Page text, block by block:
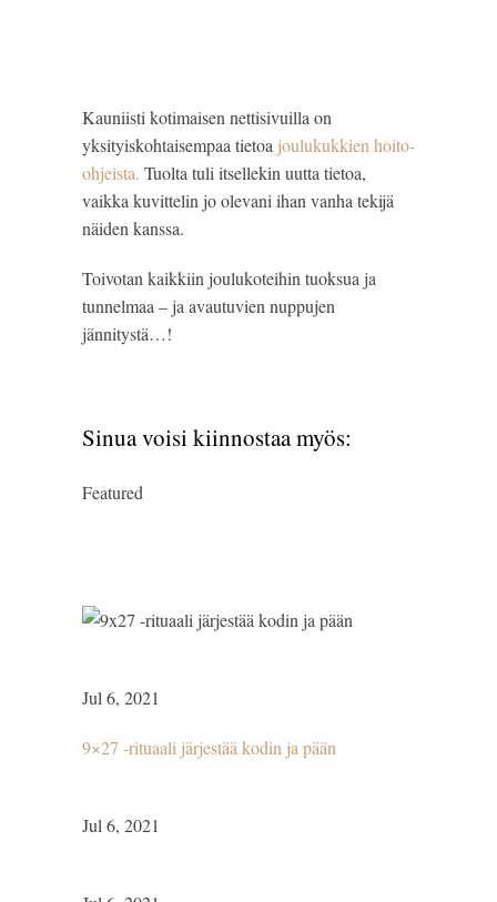
Kauniisti kotimaisen nettisivuilla on
yksityiskohtaisempaa tietoa joulukukkien hoito-
ohjeista. Tuolta tuli itsellekin uutta tietoa,
vaikka kuvittelin jo olevani ihan vanha tekijä
näiden kanssa.
Toivotan kaikkiin joulukoteihin tuoksua ja
tunnelmaa – ja avautuvien nuppujen
jännitystä…!
Sinua voisi kiinnostaa myös:
Featured
Jul 6, 2021
9×27 -rituaali järjestää kodin ja pään
Jul 6, 2021